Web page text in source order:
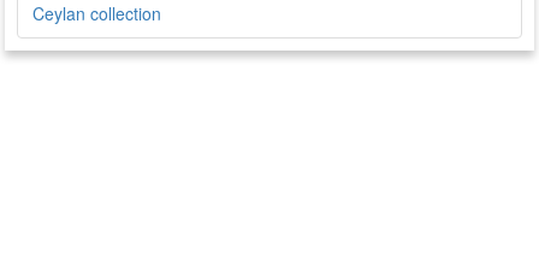
Ceylan collection